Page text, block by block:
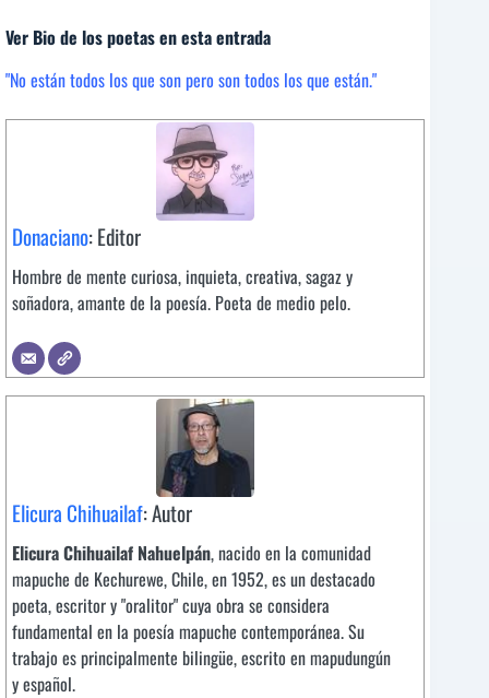
Ver Bio de los poetas en esta entrada
"No están todos los que son pero son todos los que están."
Donaciano: Editor
Hombre de mente curiosa, inquieta, creativa, sagaz y
soñadora, amante de la poesía. Poeta de medio pelo.
Elicura Chihuailaf: Autor
Elicura Chihuailaf Nahuelpán, nacido en la comunidad
mapuche de Kechurewe, Chile, en 1952, es un destacado
poeta, escritor y "oralitor" cuya obra se considera
fundamental en la poesía mapuche contemporánea. Su
trabajo es principalmente bilingüe, escrito en mapudungún
y español.